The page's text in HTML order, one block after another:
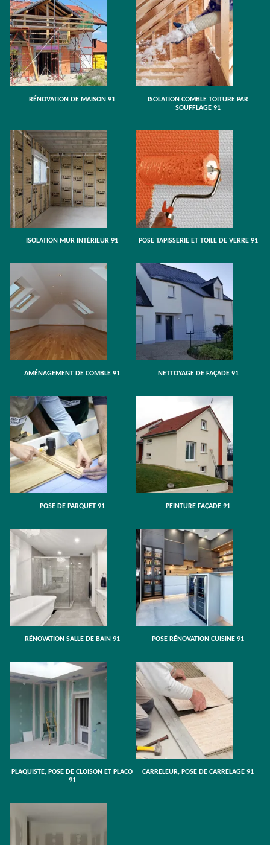
RÉNOVATION DE MAISON 91
ISOLATION COMBLE TOITURE PAR
SOUFFLAGE 91
ISOLATION MUR INTÉRIEUR 91 POSE TAPISSERIE ET TOILE DE VERRE 91
AMÉNAGEMENT DE COMBLE 91 NETTOYAGE DE FAÇADE 91
POSE DE PARQUET 91 PEINTURE FAÇADE 91
RÉNOVATION SALLE DE BAIN 91 POSE RÉNOVATION CUISINE 91
PLAQUISTE, POSE DE CLOISON ET PLACO
91
CARRELEUR, POSE DE CARRELAGE 91